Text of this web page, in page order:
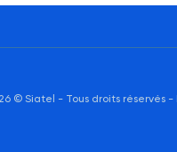
© Siatel - Tous droits réservés -